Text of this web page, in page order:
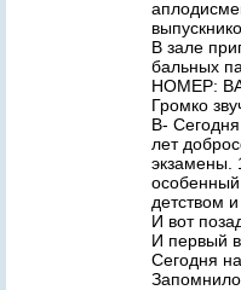
В зале
бальных
НОМЕР:
Громко
В-
лет
экзамены.
детством
И вот
И первый
Сегодня